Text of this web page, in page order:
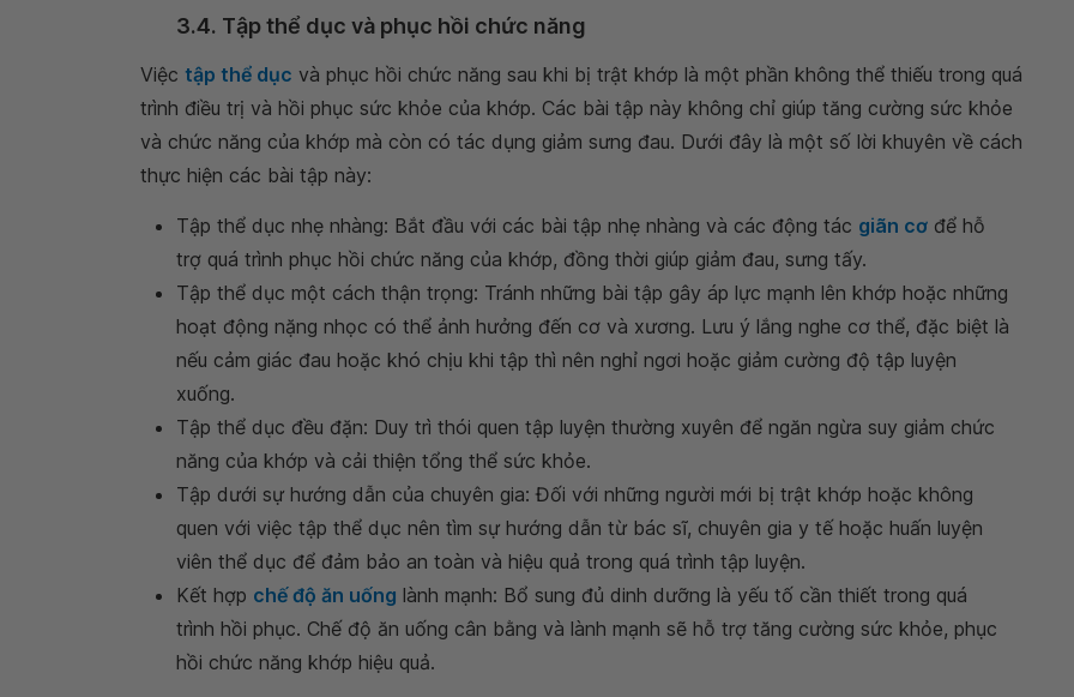
3.4. Tập thể dục và phục hồi chức năng
Việc tập thể dục và phục hồi chức năng sau khi bị trật khớp là một phần không thể thiếu trong quá
trình điều trị và hồi phục sức khỏe của khớp. Các bài tập này không chỉ giúp tăng cường sức khỏe
và chức năng của khớp mà còn có tác dụng giảm sưng đau. Dưới đây là một số lời khuyên về cách
thực hiện các bài tập này:
Tập thể dục nhẹ nhàng: Bắt đầu với các bài tập nhẹ nhàng và các động tác giãn cơ để hỗ
trợ quá trình phục hồi chức năng của khớp, đồng thời giúp giảm đau, sưng tấy.
Tập thể dục một cách thận trọng: Tránh những bài tập gây áp lực mạnh lên khớp hoặc những
hoạt động nặng nhọc có thể ảnh hưởng đến cơ và xương. Lưu ý lắng nghe cơ thể, đặc biệt là
nếu cảm giác đau hoặc khó chịu khi tập thì nên nghỉ ngơi hoặc giảm cường độ tập luyện
xuống.
Tập thể dục đều đặn: Duy trì thói quen tập luyện thường xuyên để ngăn ngừa suy giảm chức
năng của khớp và cải thiện tổng thể sức khỏe.
Tập dưới sự hướng dẫn của chuyên gia: Đối với những người mới bị trật khớp hoặc không
quen với việc tập thể dục nên tìm sự hướng dẫn từ bác sĩ, chuyên gia y tế hoặc huấn luyện
viên thể dục để đảm bảo an toàn và hiệu quả trong quá trình tập luyện.
Kết hợp chế độ ăn uống lành mạnh: Bổ sung đủ dinh dưỡng là yếu tố cần thiết trong quá
trình hồi phục. Chế độ ăn uống cân bằng và lành mạnh sẽ hỗ trợ tăng cường sức khỏe, phục
hồi chức năng khớp hiệu quả.